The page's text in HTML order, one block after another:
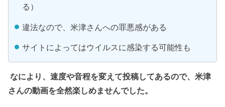
る）
違法なので、米津さんへの罪悪感がある
サイトによってはウイルスに感染する可能性も
なにより、速度や音程を変えて投稿してあるので、米津
さんの動画を全然楽しめませんでした。